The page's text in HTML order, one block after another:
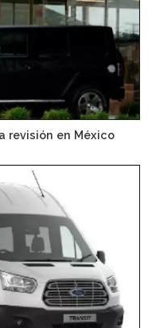
revisión en México